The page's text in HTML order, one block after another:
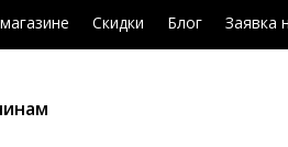
Скидки Блог Заявка